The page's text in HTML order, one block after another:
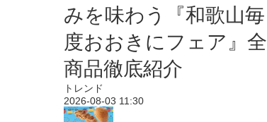
みを味わう『和歌山毎
度おおきにフェア』全
商品徹底紹介
トレンド
2026-08-03 11:30